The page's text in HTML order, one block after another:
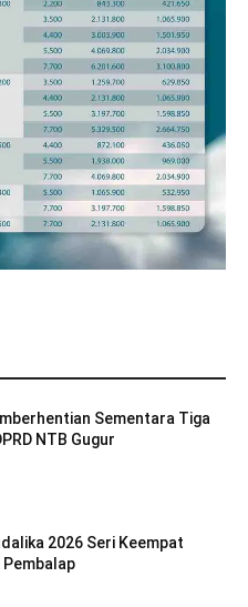
Sementara Tiga
NTB Gugur
2026 Seri Keempat
Pembalap